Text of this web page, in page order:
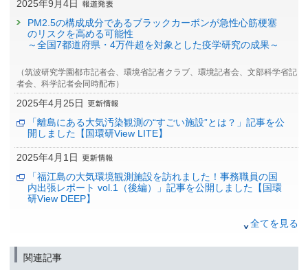
2025年9月4日
PM2.5の構成成分であるブラックカーボンが急性心筋梗塞
のリスクを高める可能性
～全国7都道府県・4万件超を対象とした疫学研究の成果～
（筑波研究学園都市記者会、環境省記者クラブ、環境記者会、文部科学省記
者会、科学記者会同時配布）
2025年4月25日
「離島にある大気汚染観測の“すごい施設”とは？」記事を公
開しました【国環研View LITE】
2025年4月1日
「福江島の大気環境観測施設を訪れました！事務職員の国
内出張レポート vol.1（後編）」記事を公開しました【国環
研View DEEP】
内出張レポート vol.1（前編）」記事を公開しました【国環
研View DEEP】
全てを見る
関連記事